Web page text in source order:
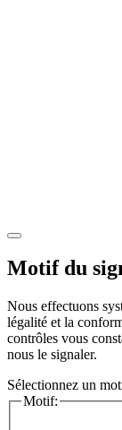
Motif du
Nous effectuons
légalité et la
contrôles vous
nous le signaler.
Sélectionnez un
Motif: